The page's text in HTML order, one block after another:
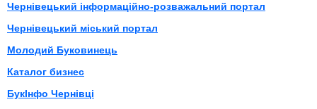
Чернівецький інформаційно-розважальний портал
Чернівецький міський портал
Молодий Буковинець
Каталог бизнес
БукІнфо Чернівці